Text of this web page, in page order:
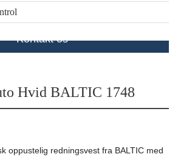
Kontakt os
Hvid BALTIC 1748
oppustelig redningsvest fra BALTIC med